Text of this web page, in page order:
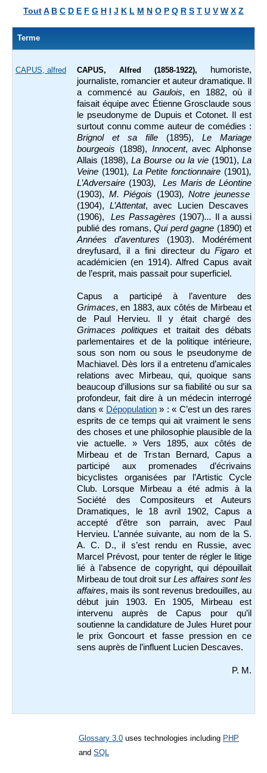
ToutA B C D E F G H I J K L M N O P Q R S T U V W X Z
Terme
CAPUS, alfred CAPUS, Alfred (1858-1922),
humoriste,
journaliste, romancier et auteur dramatique. Il
a commencé au Gaulois, en 1882, où il
faisait équipe avec Étienne Grosclaude sous
le pseudonyme de Dupuis et Cotonet. Il est
surtout connu comme auteur de comédies :
Brignol et sa fille (1895), Le Mariage
bourgeois (1898), Innocent, avec Alphonse
Allais (1898),La Bourse ou la vie (1901), La
Veine (1901), La Petite fonctionnaire (1901),
L’Adversaire (1903), Les Maris de Léontine
(1903), M. Piégois (1903), Notre jeunesse
(1904), L’Attentat, avec Lucien Descaves
(1906),Les Passagères (1907)... Il a aussi
publié des romans,Qui perd gagne (1890) et
Années d’aventures (1903). Modérément
dreyfusard, il a fini directeur duFigaro et
académicien (en 1914). Alfred Capus avait
de l’esprit, mais passait pour superficiel.
Capus a participé à l’aventure des
Grimaces, en 1883, aux côtés de Mirbeau et
de Paul Hervieu. Il y était chargé des
Grimaces politiques et traitait des débats
parlementaires et de la politique intérieure,
sous son nom ou sous le pseudonyme de
Machiavel. Dès lors il a entretenu d’amicales
relations avec Mirbeau, qui, quoique sans
beaucoup d’illusions sur sa fiabilité ou sur sa
profondeur, fait dire à un médecin interrogé
dans « Dépopulation» : « C’est un des rares
esprits de ce temps qui ait vraiment le sens
des choses et une philosophie plausible de la
vie actuelle. » Vers 1895, aux côtés de
Mirbeau et de Tristan Bernard, Capus a
participé aux promenades d’écrivains
bicyclistes organisées par l’Artistic Cycle
Club. Lorsque Mirbeau a été admis à la
Société des Compositeurs et Auteurs
Dramatiques, le 18 avril 1902, Capus a
accepté d’être son parrain, avec Paul
Hervieu. L’année suivante, au nom de la S.
A. C. D., il s’est rendu en Russie, avec
Marcel Prévost, pour tenter de régler le litige
lié à l’absence de copyright, qui dépouillait
Mirbeau de tout droit sur Les affaires sont les
affaires, mais ils sont revenus bredouilles, au
début juin 1903. En 1905, Mirbeau est
intervenu auprès de Capus pour qu’il
soutienne la candidature de Jules Huret pour
le prix Goncourt et fasse pression en ce
sens auprès de l’influent Lucien Descaves.
P. M.
Glossary 3.0 uses technologies including PHP
and SQL